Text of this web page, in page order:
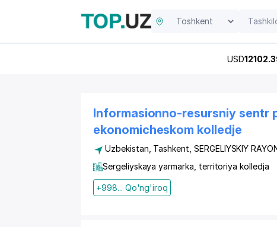
USD
Informasionno-resursniy sentr
ekonomicheskom kolledje
Uzbekistan, Tashkent, SERGELIYSKIY
Sergeliyskaya yarmarka, territoriya kolledja
+998... Qo'ng'iroq